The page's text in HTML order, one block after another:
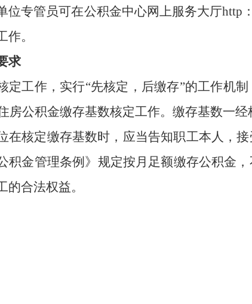
位专管员可在公积金中心网上服务大厅http
。
求
定工作，实行“先核定，后缴存”的工作机
房公积金缴存基数核定工作。缴存基数一经
在核定缴存基数时，应当告知职工本人，
积金管理条例》规定按月足额缴存公积金
的合法权益。